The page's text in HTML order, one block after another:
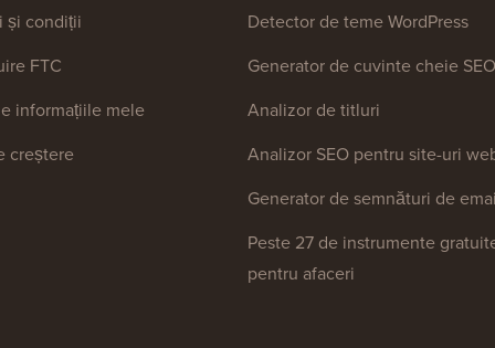
și condiții
FTC
informațiile mele
creștere
Detector de teme WordPress
Generator de cuvinte cheie SEO
Analizor de titluri
Analizor SEO pentru site-uri
Generator de semnături de
Peste 27 de instrumente
pentru afaceri